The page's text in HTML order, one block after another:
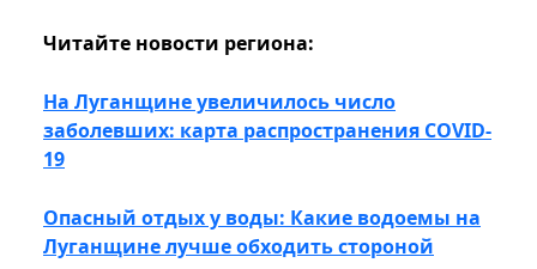
Читайте новости региона:
На Луганщине увеличилось число
заболевших: карта распространения COVID-
19
Опасный отдых у воды: Какие водоемы на
Луганщине лучше обходить стороной